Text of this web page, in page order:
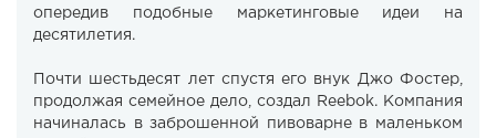
опередив подобные маркетинговые идеи на
десятилетия.
Почти шестьдесят лет спустя его внук Джо Фостер,
продолжая семейное дело, создал Reebok. Компания
начиналась в заброшенной пивоварне в маленьком